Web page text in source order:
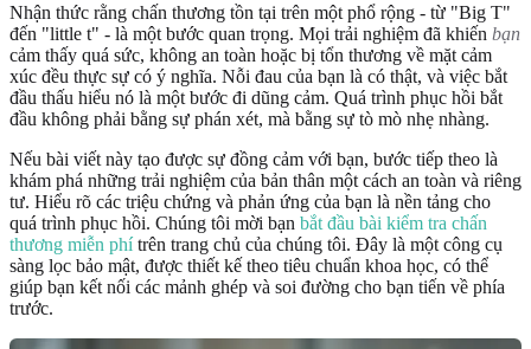
Nhận thức rằng chấn thương tồn tại trên một phổ rộng - từ "Big T"
đến "little t" - là một bước quan trọng. Mọi trải nghiệm đã khiến bạn
cảm thấy quá sức, không an toàn hoặc bị tổn thương về mặt cảm
xúc đều thực sự có ý nghĩa. Nỗi đau của bạn là có thật, và việc bắt
đầu thấu hiểu nó là một bước đi dũng cảm. Quá trình phục hồi bắt
đầu không phải bằng sự phán xét, mà bằng sự tò mò nhẹ nhàng.
Nếu bài viết này tạo được sự đồng cảm với bạn, bước tiếp theo là
khám phá những trải nghiệm của bản thân một cách an toàn và riêng
tư. Hiểu rõ các triệu chứng và phản ứng của bạn là nền tảng cho
quá trình phục hồi. Chúng tôi mời bạn bắt đầu bài kiểm tra chấn
thương miễn phítrên trang chủ của chúng tôi. Đây là một công cụ
sàng lọc bảo mật, được thiết kế theo tiêu chuẩn khoa học, có thể
giúp bạn kết nối các mảnh ghép và soi đường cho bạn tiến về phía
trước.